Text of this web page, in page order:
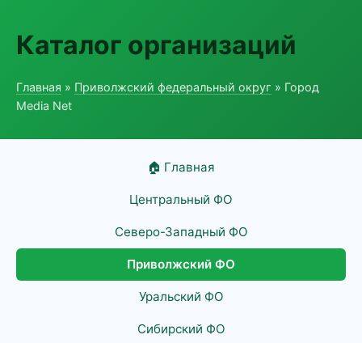
Каталог организаций
Главная » Приволжский федеральный округ » Город
Media Net
🏠 Главная
Центральный ФО
Северо-Западный ФО
Приволжский ФО
Уральский ФО
Сибирский ФО